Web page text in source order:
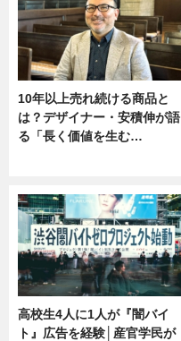
10年以上売れ続ける商品と
は？デザイナー・安積伸が語
る「長く価値を生む…
高校生4人に1人が『闇バイ
ト』広告を経験│産官学民が